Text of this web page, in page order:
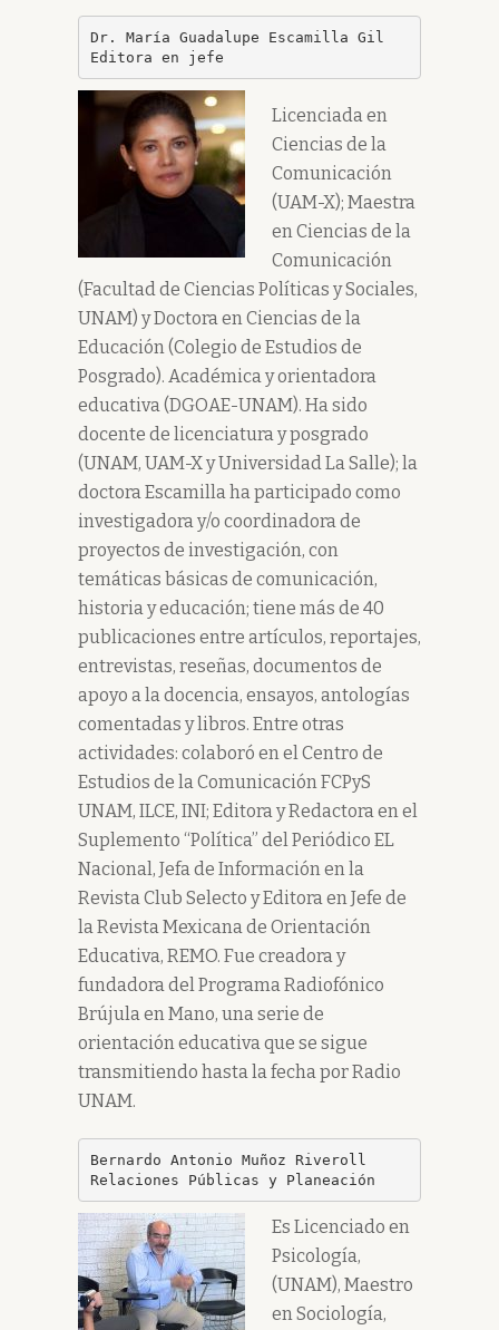
Dr. María Guadalupe Escamilla Gil
Editora en jefe
Licenciada en
Ciencias de la
Comunicación
(UAM-X); Maestra
en Ciencias de la
Comunicación
(Facultad de Ciencias Políticas y Sociales,
UNAM) y Doctora en Ciencias de la
Educación (Colegio de Estudios de
Posgrado). Académica y orientadora
educativa (DGOAE-UNAM). Ha sido
docente de licenciatura y posgrado
(UNAM, UAM-X y Universidad La Salle); la
doctora Escamilla ha participado como
investigadora y/o coordinadora de
proyectos de investigación, con
temáticas básicas de comunicación,
historia y educación; tiene más de 40
publicaciones entre artículos, reportajes,
entrevistas, reseñas, documentos de
apoyo a la docencia, ensayos, antologías
comentadas y libros. Entre otras
actividades: colaboró en el Centro de
Estudios de la Comunicación FCPyS
UNAM, ILCE, INI; Editora y Redactora en el
Suplemento “Política” del Periódico EL
Nacional, Jefa de Información en la
Revista Club Selecto y Editora en Jefe de
la Revista Mexicana de Orientación
Educativa, REMO. Fue creadora y
fundadora del Programa Radiofónico
Brújula en Mano, una serie de
orientación educativa que se sigue
transmitiendo hasta la fecha por Radio
UNAM.
Bernardo Antonio Muñoz Riveroll
Relaciones Públicas y Planeación
Es Licenciado en
Psicología,
(UNAM), Maestro
en Sociología,